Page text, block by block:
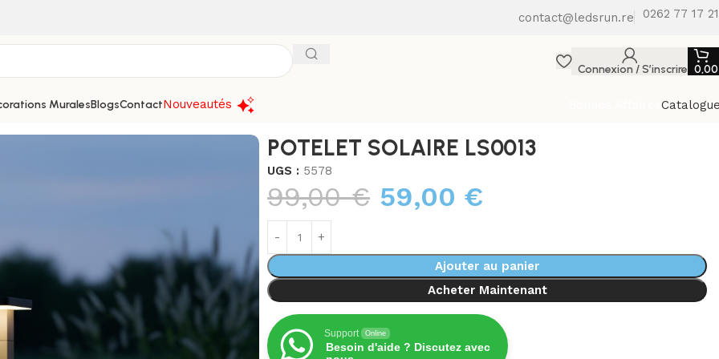
contact@ledsrun.re 0262 77 17 21
Connexion / S’inscrire
MuralesBlogsContactNouveautés
POTELET SOLAIRE LS0013
UGS : 5578
99,00€ 59,00 €
Ajouter au panier
Acheter Maintenant
Support Online
Besoin d'aide ? Discutez avec